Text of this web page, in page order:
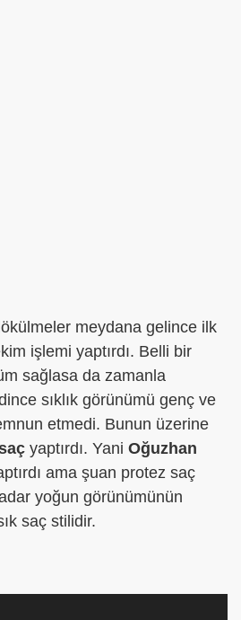
meydana gelince ilk
işlemi yaptırdı. Belli bir
sağlasa da zamanla
sıklık görünümü genç ve
etmedi. Bunun üzerine
yaptırdı. Yani Oğuzhan
ama şuan protez saç
yoğun görünümünün
saç stilidir.